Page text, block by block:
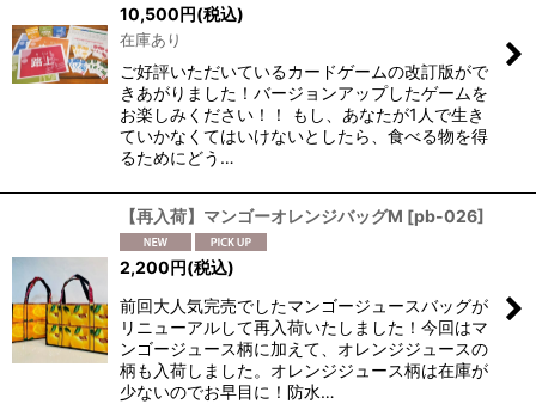
10,500円(税込)
在庫あり
ご好評いただいているカードゲームの改訂版がで
きあがりました！バージョンアップしたゲームを
お楽しみください！！ もし、あなたが1人で生き
ていかなくてはいけないとしたら、食べる物を得
るためにどう…
【再入荷】マンゴーオレンジバッグM [pb-026]
2,200円(税込)
前回大人気完売でしたマンゴージュースバッグが
リニューアルして再入荷いたしました！今回はマ
ンゴージュース柄に加えて、オレンジジュースの
柄も入荷しました。オレンジジュース柄は在庫が
少ないのでお早目に！防水…